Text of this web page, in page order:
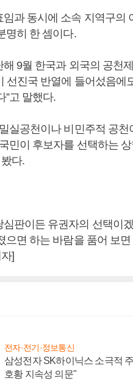
과 동시에 소속 지역구의
명히 한 셈이다.
9월 한국과 외국의 공천
선진국 반열에 들어섰음에
”고 말했다.
실공천이나 비민주적 공천
민이 후보자를 선택하는
다.
판이든 유권자의 선택이
으면 하는 바람을 품어 보
]
전자·전기·정보통신
삼성전자 SK하이닉스 소극적
호황 지속성 의문"